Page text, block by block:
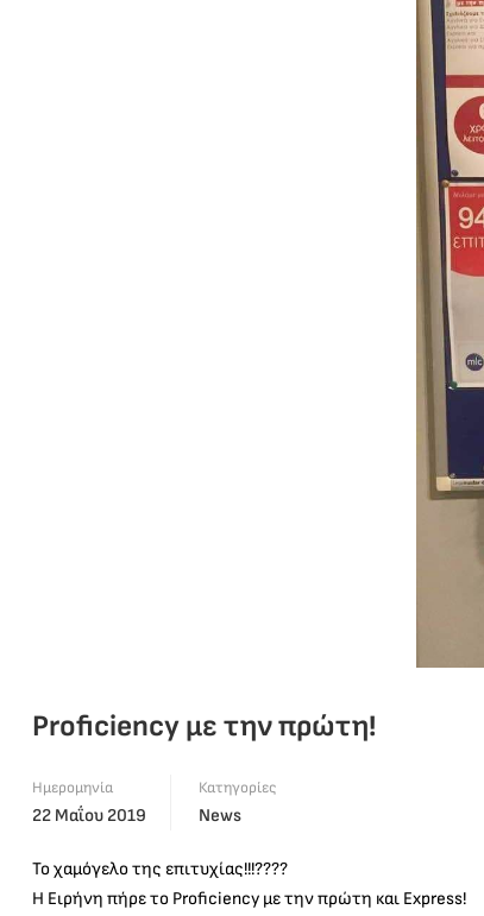
Proficiency με την πρώτη!
Ημερομηνία
22 Μαΐου 2019
Κατηγορίες
News
Το χαμόγελο της επιτυχίας!!!????
Η Ειρήνη πήρε το Proficiency με την πρώτη και Express!